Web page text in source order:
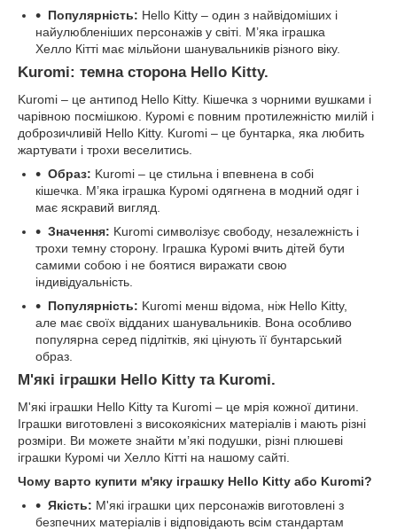
Популярність: Hello Kitty – один з найвідоміших і
найулюбленіших персонажів у світі. М’яка іграшка
Хелло Кітті має мільйони шанувальників різного віку.
Kuromi: темна сторона Hello Kitty.
Kuromi – це антипод Hello Kitty. Кішечка з чорними вушками і
чарівною посмішкою. Куромі є повним протилежністю милій і
доброзичливій Hello Kitty. Kuromi – це бунтарка, яка любить
жартувати і трохи веселитись.
Образ: Kuromi – це стильна і впевнена в собі
кішечка. М’яка іграшка Куромі одягнена в модний одяг і
має яскравий вигляд.
Значення: Kuromi символізує свободу, незалежність і
трохи темну сторону. Іграшка Куромі вчить дітей бути
самими собою і не боятися виражати свою
індивідуальність.
Популярність: Kuromi менш відома, ніж Hello Kitty,
але має своїх відданих шанувальників. Вона особливо
популярна серед підлітків, які цінують її бунтарський
образ.
М'які іграшки Hello Kitty та Kuromi.
М'які іграшки Hello Kitty та Kuromi – це мрія кожної дитини.
Іграшки виготовлені з високоякісних матеріалів і мають різні
розміри. Ви можете знайти м’які подушки, різні плюшеві
іграшки Куромі чи Хелло Кітті на нашому сайті.
Чому варто купити м'яку іграшку Hello Kitty або Kuromi?
Якість: М'які іграшки цих персонажів виготовлені з
безпечних матеріалів і відповідають всім стандартам